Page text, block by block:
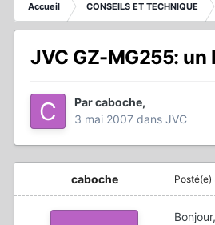
Accueil CONSEILS ET TECHNIQUE
JVC GZ-MG255:
Parcaboche,
3 mai 2007 dans JVC
caboche Posté(e)
Bonjour,